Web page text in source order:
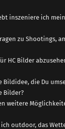
inszeniere ich
zu Shootings,
HC Bilder
Bildidee, die Du
Bilder?
weitere
outdoor, das